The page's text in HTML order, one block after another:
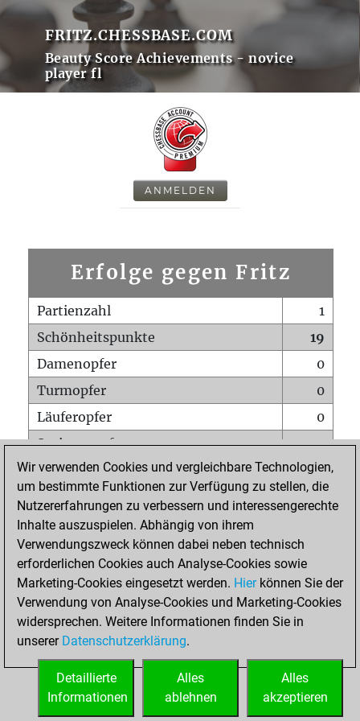
FRITZ.CHESSBASE.COM
Beauty Score Achievements - novice
player fl
ANMELDEN
Erfolge gegen Fritz
Partienzahl
1
Schönheitspunkte
19
Damenopfer
0
Turmopfer
0
Läuferopfer
0
Springeropfer
0
Bauernopfer
0
Matt auf vollem Brett
0
Bauer setzt Matt
Erstickte Matts
Unterverwandlungen
0
Türme auf der siebten
0
STARTSEITE
Wir verwenden Cookies und vergleichbare Technologien,
um bestimmte Funktionen zur Verfügung zu stellen, die
Nutzererfahrungen zu verbessern und interessengerechte
Inhalte auszuspielen. Abhängig von ihrem
Verwendungszweck können dabei neben technisch
erforderlichen Cookies auch Analyse-Cookies sowie
Marketing-Cookies eingesetzt werden. Hierkönnen Sie der
Verwendung von Analyse-Cookies und Marketing-Cookies
widersprechen. Weitere Informationen finden Sie in
unserer Datenschutzerklärung.
Alles
akzeptieren
Alles
ablehnen
Detaillierte
Informationen